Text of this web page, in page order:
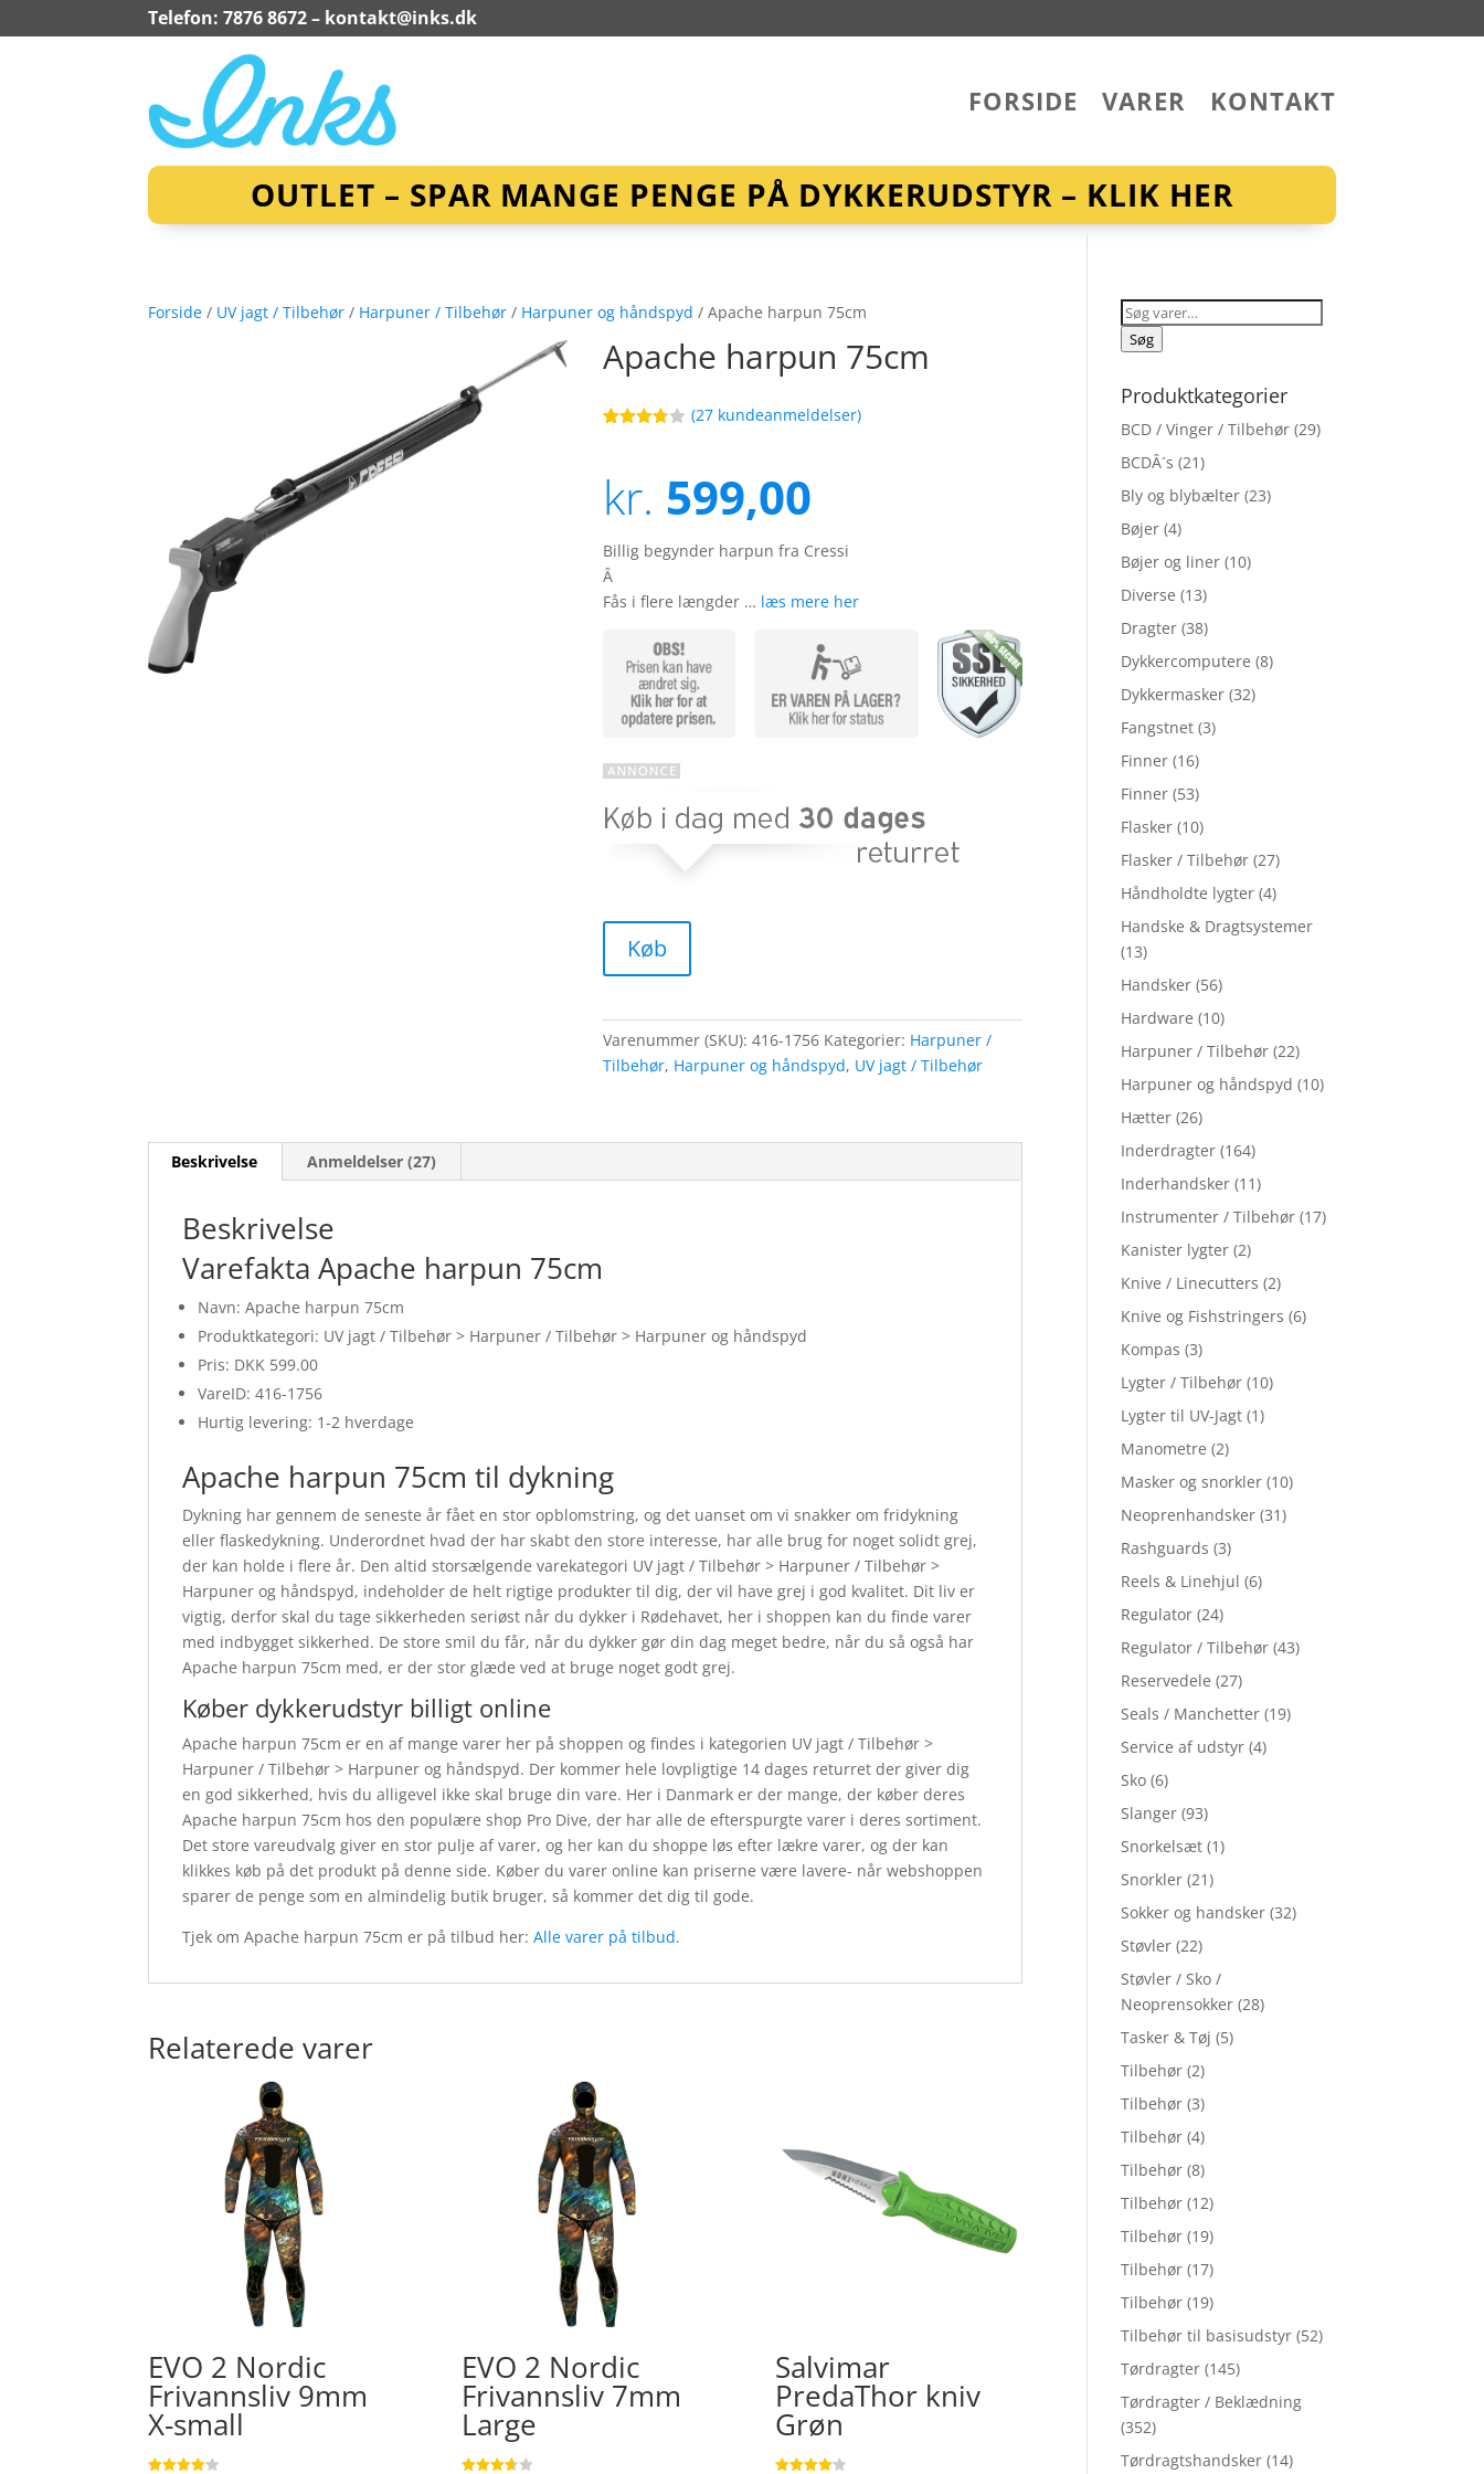
Telefon: 7876 8672 – kontakt@inks.dk
FORSIDE VARER KONTAKT
OUTLET – SPAR MANGE PENGE PÅ DYKKERUDSTYR – KLIK HER
Forside / UV jagt / Tilbehør / Harpuner / Tilbehør / Harpuner og håndspyd / Apache harpun 75cm
Apache harpun 75cm
af 5
baseret
på
ømmels
er
(27kundeanmeldelser)
kr. 599,00
Billig begynder harpun fra Cressi
Â
Fås i flere længder … læs mere her
Køb
Varenummer (SKU):416-1756 Kategorier: Harpuner /
Tilbehør, Harpuner og håndspyd, UV jagt / Tilbehør
Beskrivelse Anmeldelser (27)
Beskrivelse
Varefakta Apache harpun 75cm
Navn: Apache harpun 75cm
Produktkategori: UV jagt / Tilbehør > Harpuner / Tilbehør > Harpuner og håndspyd
Pris: DKK 599.00
VareID: 416-1756
Hurtig levering: 1-2 hverdage
Apache harpun 75cm til dykning
Dykning har gennem de seneste år fået en stor opblomstring, og det uanset om vi snakker om fridykning
eller flaskedykning. Underordnet hvad der har skabt den store interesse, har alle brug for noget solidt grej,
der kan holde i flere år. Den altid storsælgende varekategori UV jagt / Tilbehør > Harpuner / Tilbehør >
Harpuner og håndspyd, indeholder de helt rigtige produkter til dig, der vil have grej i god kvalitet. Dit liv er
vigtig, derfor skal du tage sikkerheden seriøst når du dykker i Rødehavet, her i shoppen kan du finde varer
med indbygget sikkerhed. De store smil du får, når du dykker gør din dag meget bedre, når du så også har
Apache harpun 75cm med, er der stor glæde ved at bruge noget godt grej.
Køber dykkerudstyr billigt online
Apache harpun 75cm er en af mange varer her på shoppen og findes i kategorien UV jagt / Tilbehør >
Harpuner / Tilbehør > Harpuner og håndspyd. Der kommer hele lovpligtige 14 dages returret der giver dig
en god sikkerhed, hvis du alligevel ikke skal bruge din vare. Her i Danmark er der mange, der køber deres
Apache harpun 75cm hos den populære shop Pro Dive, der har alle de efterspurgte varer i deres sortiment.
Det store vareudvalg giver en stor pulje af varer, og her kan du shoppe løs efter lækre varer, og der kan
klikkes køb på det produkt på denne side. Køber du varer online kan priserne være lavere- når webshoppen
sparer de penge som en almindelig butik bruger, så kommer det dig til gode.
Tjek om Apache harpun 75cm er på tilbud her:Alle varer på tilbud.
Relaterede varer
EVO 2 Nordic
Frivannsliv 9mm
X-small
EVO 2 Nordic
Frivannsliv 7mm
Large
Salvimar
PredaThor kniv
Grøn
Søg
efter:
Søg
Produktkategorier
BCD / Vinger / Tilbehør (29)
BCDÂ´s (21)
Bly og blybælter (23)
Bøjer (4)
Bøjer og liner (10)
Diverse (13)
Dragter (38)
Dykkercomputere (8)
Dykkermasker (32)
Fangstnet (3)
Finner (16)
Finner (53)
Flasker (10)
Flasker / Tilbehør (27)
Håndholdte lygter (4)
Handske & Dragtsystemer
(13)
Handsker (56)
Hardware (10)
Harpuner / Tilbehør (22)
Harpuner og håndspyd (10)
Hætter (26)
Inderdragter (164)
Inderhandsker (11)
Instrumenter / Tilbehør (17)
Kanister lygter (2)
Knive / Linecutters (2)
Knive og Fishstringers (6)
Kompas (3)
Lygter / Tilbehør (10)
Lygter til UV-Jagt (1)
Manometre (2)
Masker og snorkler (10)
Neoprenhandsker (31)
Rashguards (3)
Reels & Linehjul (6)
Regulator (24)
Regulator / Tilbehør (43)
Reservedele (27)
Seals / Manchetter (19)
Service af udstyr (4)
Sko (6)
Slanger (93)
Snorkelsæt (1)
Snorkler (21)
Sokker og handsker (32)
Støvler (22)
Støvler / Sko /
Neoprensokker (28)
Tasker & Tøj (5)
Tilbehør (2)
Tilbehør (3)
Tilbehør (4)
Tilbehør (8)
Tilbehør (12)
Tilbehør (19)
Tilbehør (17)
Tilbehør (19)
Tilbehør til basisudstyr (52)
Tørdragter (145)
Tørdragter / Beklædning
(352)
Tørdragtshandsker (14)